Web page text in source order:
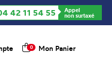
42 11 54 55 Appel
non surtaxé
0 Mon Panier